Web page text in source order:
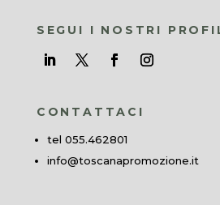
SEGUI I NOSTRI
CONTATTACI
tel 055.462801
info@toscanapromozione.it